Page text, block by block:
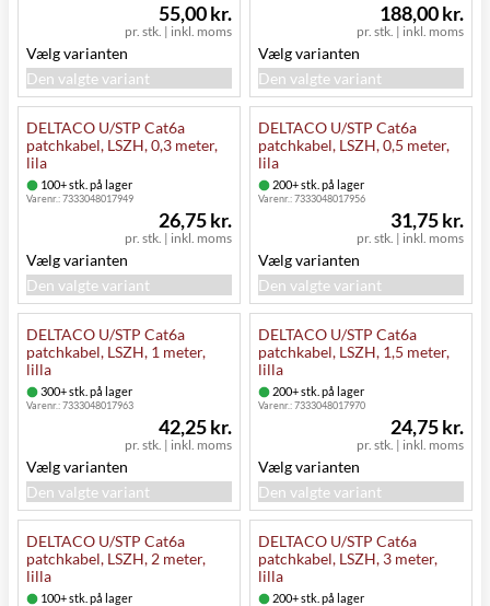
pr. stk. | inkl. moms
55,00 kr.
Vælg varianten
Den valgte variant
pr. stk. | inkl. moms
188,00 kr.
Vælg varianten
Den valgte variant
DELTACO U/STP Cat6a
patchkabel, LSZH, 0,3 meter,
lila
100+ stk. på lager
Varenr.:7333048017949
pr. stk. | inkl. moms
26,75 kr.
Vælg varianten
Den valgte variant
DELTACO U/STP Cat6a
patchkabel, LSZH, 0,5 meter,
lila
200+ stk. på lager
Varenr.:7333048017956
pr. stk. | inkl. moms
31,75 kr.
Vælg varianten
Den valgte variant
DELTACO U/STP Cat6a
patchkabel, LSZH, 1 meter,
lilla
300+ stk. på lager
Varenr.:7333048017963
pr. stk. | inkl. moms
42,25 kr.
Vælg varianten
Den valgte variant
DELTACO U/STP Cat6a
patchkabel, LSZH, 1,5 meter,
lilla
200+ stk. på lager
Varenr.:7333048017970
pr. stk. | inkl. moms
24,75 kr.
Vælg varianten
Den valgte variant
DELTACO U/STP Cat6a
patchkabel, LSZH, 2 meter,
lilla
100+ stk. på lager
DELTACO U/STP Cat6a
patchkabel, LSZH, 3 meter,
lilla
200+ stk. på lager